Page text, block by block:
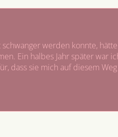
werden konnte,
Ein halbes Jahr später war
dass sie mich auf diesem